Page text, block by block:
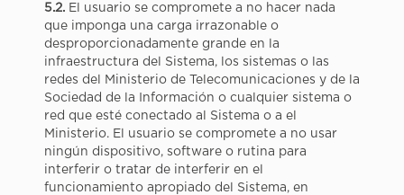
5.2.El usuario se compromete a no hacer nada
que imponga una carga irrazonable o
desproporcionadamente grande en la
infraestructura del Sistema, los sistemas o las
redes del Ministerio de Telecomunicaciones y de la
Sociedad de la Información o cualquier sistema o
red que esté conectado al Sistema o a el
Ministerio. El usuario se compromete a no usar
ningún dispositivo, software o rutina para
interferir o tratar de interferir en el
funcionamiento apropiado del Sistema, en